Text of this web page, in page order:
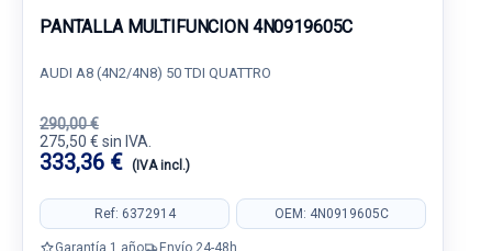
PANTALLA MULTIFUNCION 4N0919605C
AUDI A8 (4N2/4N8) 50 TDI QUATTRO
290,00 €
275,50 € sin IVA.
333,36 € (IVA incl.)
Ref: 6372914 OEM: 4N0919605C
Garantía 1 año Envío 24-48h